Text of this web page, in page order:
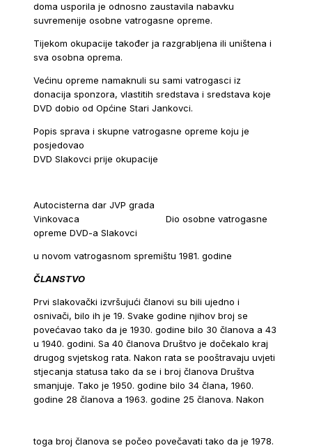
doma usporila je odnosno zaustavila nabavku
suvremenije osobne vatrogasne opreme.
Tijekom okupacije također ja razgrabljena ili uništena i
sva osobna oprema.
Većinu opreme namaknuli su sami vatrogasci iz
donacija sponzora, vlastitih sredstava i sredstava koje
DVD dobio od Općine Stari Jankovci.
Popis sprava i skupne vatrogasne opreme koju je
DVD Slakovci prije okupacije
Autocisterna dar JVP grada
Vinkovaca Dio osobne vatrogasne
opreme DVD-a Slakovci
u novom vatrogasnom spremištu 1981. godine
ČLANSTVO
Prvi slakovački izvršujući članovi su bili ujedno i
osnivači, bilo ih je 19. Svake godine njihov broj se
povećavao tako da je 1930. godine bilo 30 članova a 43
u 1940. godini. Sa 40 članova Društvo je dočekalo kraj
drugog svjetskog rata. Nakon rata se pooštravaju uvjeti
stjecanja statusa tako da se i broj članova Društva
smanjuje. Tako je 1950. godine bilo 34 člana, 1960.
godine 28 članova a 1963. godine 25 članova. Nakon
toga broj članova se počeo povečavati tako da je 1978.